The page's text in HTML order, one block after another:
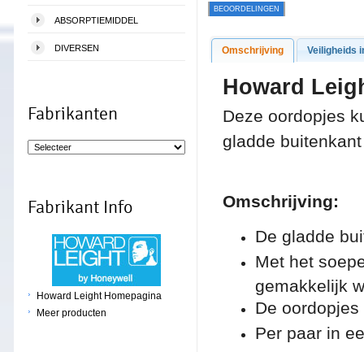
ABSORPTIEMIDDEL
DIVERSEN
Fabrikanten
Fabrikant Info
Howard Leight Homepagina
Meer producten
BEOORDELINGEN
Omschrijving Veiligheids
Howard
Deze oordopjes
gladde
Omschrijving:
De gladde
Met het
gemakkelijk
De
Per paar in